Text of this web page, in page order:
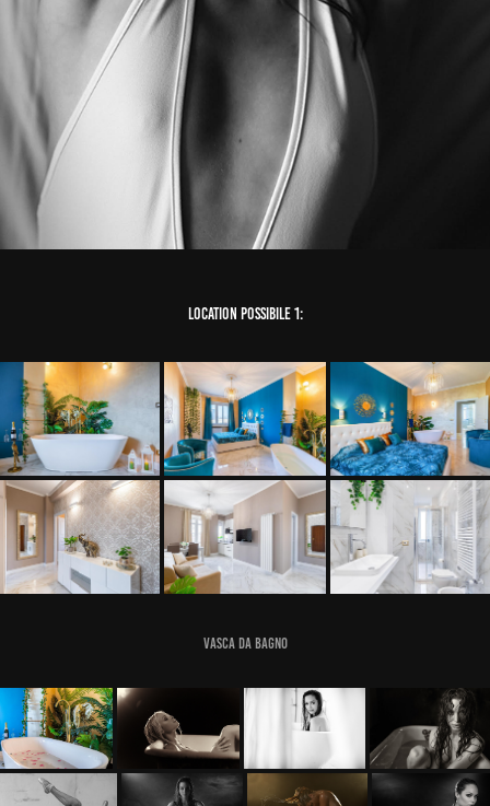
Location possibile 1:
Vasca da bagno